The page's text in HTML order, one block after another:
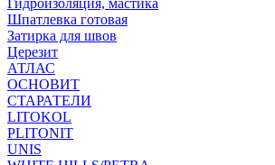
Гидроизоляция, мастика
Шпатлевка готовая
Затирка для швов
Церезит
АТЛАС
ОСНОВИТ
СТАРАТЕЛИ
LITOKOL
PLITONIT
UNIS